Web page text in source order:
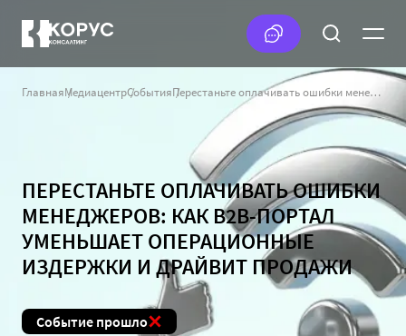
ГлавнаяМедиацентрСобытия Перестаньте оплачивать ошибки менеджеров: как b2b-портал уменьшает операционные издержки и драйвит продажи
ПЕРЕСТАНЬТЕ ОПЛАЧИВАТЬ ОШИБКИ
МЕНЕДЖЕРОВ: КАК B2B-ПОРТАЛ
УМЕНЬШАЕТ ОПЕРАЦИОННЫЕ
ИЗДЕРЖКИ И ДРАЙВИТ ПРОДАЖИ
Событие прошло